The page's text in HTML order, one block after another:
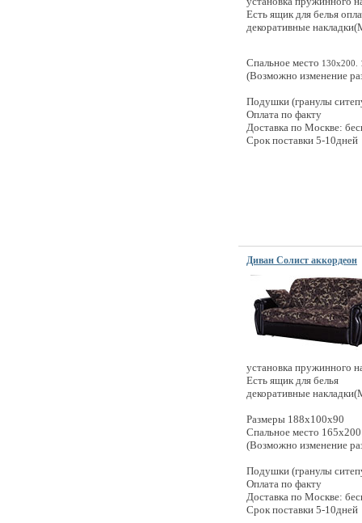
Есть ящик для белья
декоративные
Спальное место 130х200.
(Возможно изменение
Подушки (гранулы
Оплата по факту
Доставка по Москве:
Срок поставки 5-10дней
Диван Солист аккордеон
установка пружинного
Есть ящик для белья
декоративные
Размеры 188х100х90
Спальное место 165х200
(Возможно изменение
Подушки (гранулы
Оплата по факту
Доставка по Москве:
Срок поставки 5-10дней